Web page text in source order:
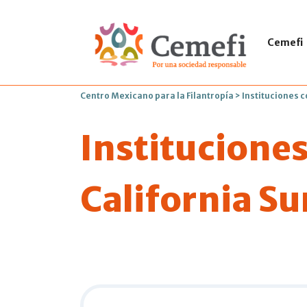
Cemefi
Centro Mexicano para la Filantropía > Instituciones
California